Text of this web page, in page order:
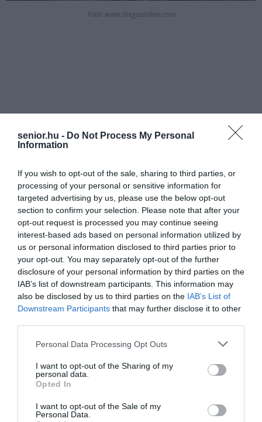
senior.hu - Do Not Process My Personal
Information
If you wish to opt-out of the sale, sharing to third parties, or
processing of your personal or sensitive information for
targeted advertising by us, please use the below opt-out
section to confirm your selection. Please note that after your
opt-out request is processed you may continue seeing
interest-based ads based on personal information utilized by
us or personal information disclosed to third parties prior to
your opt-out. You may separately opt-out of the further
disclosure of your personal information by third parties on the
IAB’s list of downstream participants. This information may
also be disclosed by us to third parties on the IAB’s List of
Downstream Participants that may further disclose it to other
Please note that this website/app uses one or more Google
not limited to your visit or usage behaviour. You may click to
grant or deny consent to Google and its third-party tags to
use your data for below specified purposes in below Google
consent section.
Personal Data Processing Opt Outs
I want to opt-out of the Sharing of my
personal data.
Opted In
I want to opt-out of the Sale of my
Personal Data.
Fotó: www.theguardian.com